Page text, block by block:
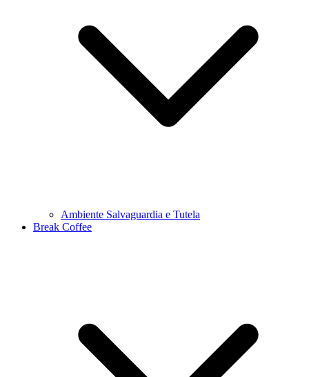
Ambiente Salvaguardia e Tutela
Break Coffee